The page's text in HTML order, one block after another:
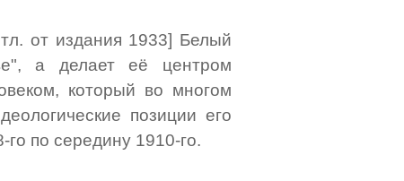
от издания 1933] Белый
а делает её центром
который во многом
позиции его
по середину 1910-го.